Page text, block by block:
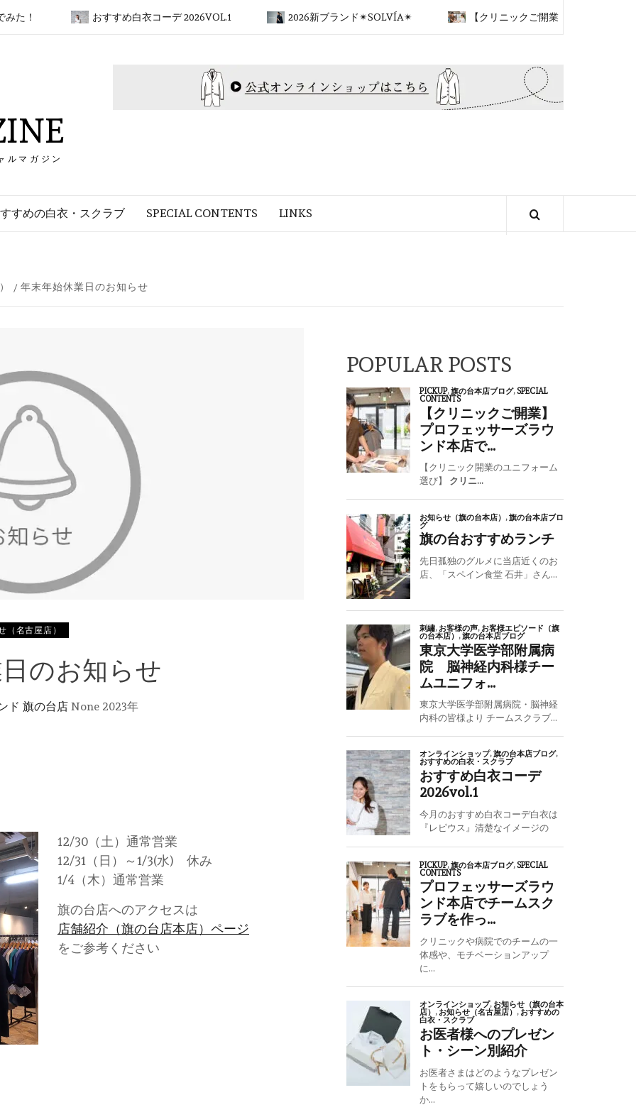
おすすめ白衣コーデ 2026VOL.1 2026新ブランド✴︎SOLVÍA✴︎ 【クリニックご開業】プロフェッサーズラ
ルマガジン
すめの白衣・スクラブ SPECIAL CONTENTS LINKS
年末年始休業日のお知らせ
（名古屋店）
のお知らせ
ド 旗の台店 None 2023年
12/30（土）通常営業
12/31（日）～1/3(水) 休み
1/4（木）通常営業
旗の台店へのアクセスは
店舗紹介（旗の台店本店）ページ
をご参考ください
POPULAR POSTS